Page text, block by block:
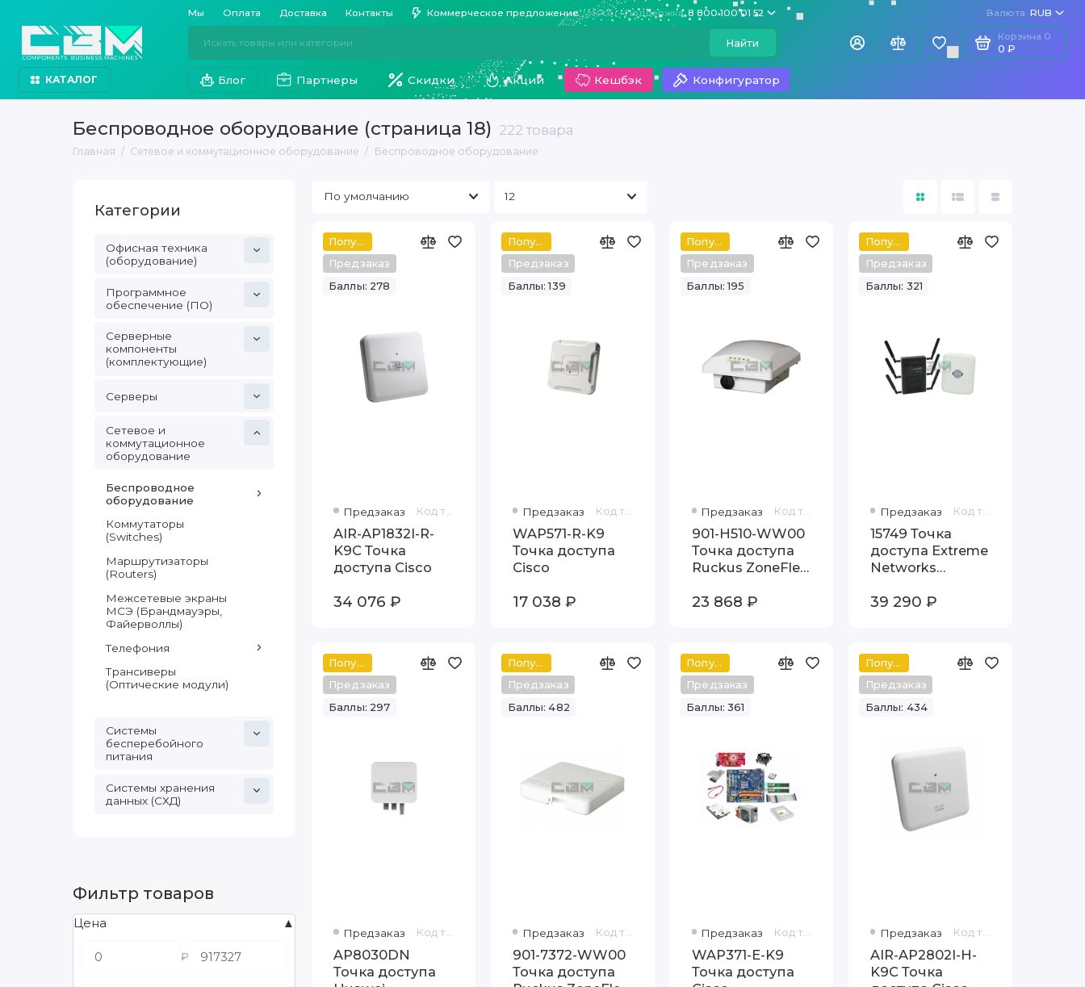
Мы Оплата Доставка Контакты Коммерческое предложение Поддержка 8 800 100 01 52 Валюта RUB
Найти
Корзина 0
0 ₽
КАТАЛОГ Блог Партнеры Скидки Акции Кешбэк Конфигуратор
Беспроводное оборудование (страница 18) 222 товара
Главная Сетевое и коммутационное оборудование Беспроводное оборудование
Категории
Офисная техника
(оборудование)
Программное
обеспечение (ПО)
Серверные
компоненты
(комплектующие)
Серверы
Сетевое и
коммутационное
оборудование
Беспроводное
оборудование
Коммутаторы
(Switches)
Маршрутизаторы
(Routers)
Межсетевые экраны
МСЭ (Брандмауэры,
Файерволлы)
Телефония
Трансиверы
(Оптические модули)
Системы
бесперебойного
питания
Системы хранения
данных (СХД)
Фильтр товаров
Цена
₽
Популярный
Предзаказ
Баллы: 278
Предзаказ Код товара: AIR-AP1832I-R-K9C
AIR-AP1832I-R-
K9C Точка
доступа Cisco
34 076 ₽
Популярный
Предзаказ
Баллы: 139
Предзаказ Код товара: WAP571-R-K9
WAP571-R-K9
Точка доступа
Cisco
17 038 ₽
Популярный
Предзаказ
Баллы: 195
Предзаказ Код товара: 901-H510-WW00
901-H510-WW00
Точка доступа
Ruckus ZoneFlex
23 868 ₽
Популярный
Предзаказ
Баллы: 321
Предзаказ Код товара: 15749
15749 Точка
доступа Extreme
Networks
ROW abgn
39 290 ₽
Популярный
Предзаказ
Баллы: 297
Предзаказ Код товара: AP8030DN
AP8030DN
Точка доступа
Популярный
Предзаказ
Баллы: 482
Предзаказ Код товара: 901-7372-WW00
901-7372-WW00
Точка доступа
Популярный
Предзаказ
Баллы: 361
Предзаказ Код товара: WAP371-E-K9
WAP371-E-K9
Точка доступа
Популярный
Предзаказ
Баллы: 434
Предзаказ Код товара: AIR-AP2802I-H-K9C
AIR-AP2802I-H-
K9C Точка